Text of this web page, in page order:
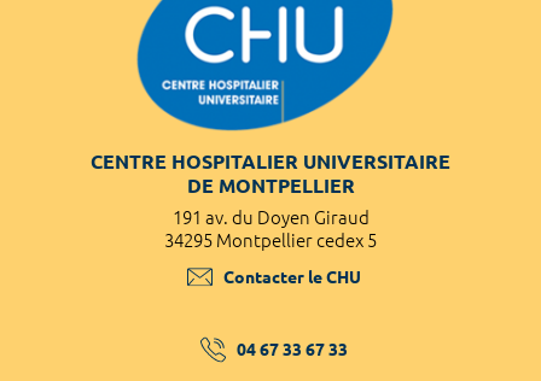
CENTRE HOSPITALIER UNIVERSITAIRE
DE MONTPELLIER
191 av. du Doyen Giraud
34295 Montpellier cedex 5
Contacter le CHU
04 67 33 67 33